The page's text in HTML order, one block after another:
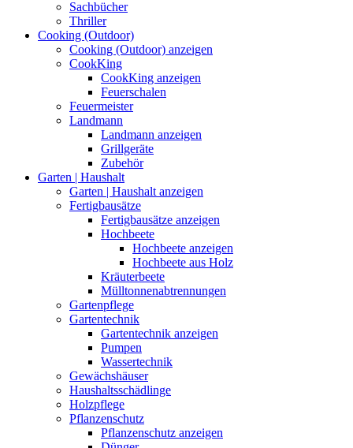
Sachbücher
Thriller
Cooking (Outdoor)
Cooking (Outdoor) anzeigen
CookKing
CookKing anzeigen
Feuerschalen
Feuermeister
Landmann
Landmann anzeigen
Grillgeräte
Zubehör
Garten | Haushalt
Garten | Haushalt anzeigen
Fertigbausätze
Fertigbausätze anzeigen
Hochbeete
Hochbeete anzeigen
Hochbeete aus Holz
Kräuterbeete
Mülltonnenabtrennungen
Gartenpflege
Gartentechnik
Gartentechnik anzeigen
Pumpen
Wassertechnik
Gewächshäuser
Haushaltsschädlinge
Holzpflege
Pflanzenschutz
Pflanzenschutz anzeigen